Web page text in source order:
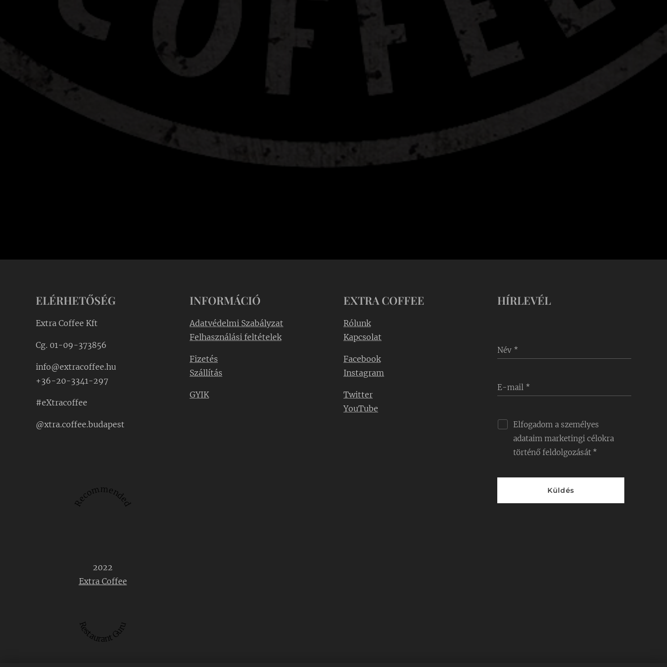
ELÉRHETŐSÉG
Extra Coffee Kft
Cg. 01-09-373856
info@extracoffee.hu
+36-20-3341-297
#eXtracoffee
@xtra.coffee.budapest
Recommended
2022
Extra Coffee
Restaurant Guru
INFORMÁCIÓ
Adatvédelmi Szabályzat
Felhasználási feltételek
Fizetés
Szállítás
GYIK
EXTRA COFFEE
Rólunk
Kapcsolat
Facebook
Instagram
Twitter
YouTube
HÍRLEVÉL
Név
E-mail
Elfogadom a személyes
adataim marketingi célokra
történő feldolgozását
Küldés